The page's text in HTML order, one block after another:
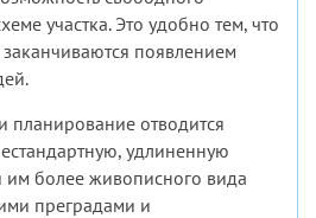
участка. Это удобно тем, что
появлением
отводится
удлиненную
более живописного вида
преградами и